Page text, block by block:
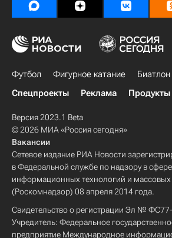
Футбол Фигурное катание Биатлон
Спецпроекты
Реклама
Версия 2023.1 Beta
© 2026 МИА «Россия сегодня»
Вакансии
Сетевое издание РИА Новости
в Федеральной службе по надзору в
информационных технологий и
(Роскомнадзор) 08 апреля 2014 года.
Свидетельство о регистрации Эл №
Учредитель: Федеральное
предприятие Международное